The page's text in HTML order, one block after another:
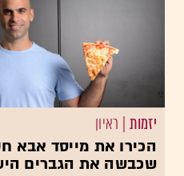
יזמות | ראיון
הכירו את מייסד אבא
שכבשה את הגברים